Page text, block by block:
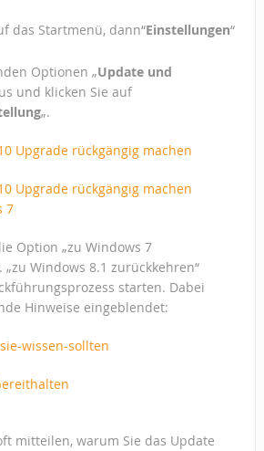
das Startmenü, dann“Einstellungen“
Optionen „Update und
und klicken Sie auf
„.
Option „zu Windows 7
„zu Windows 8.1 zurückkehren“
starten. Dabei
Hinweise eingeblendet:
mitteilen, warum Sie das Update